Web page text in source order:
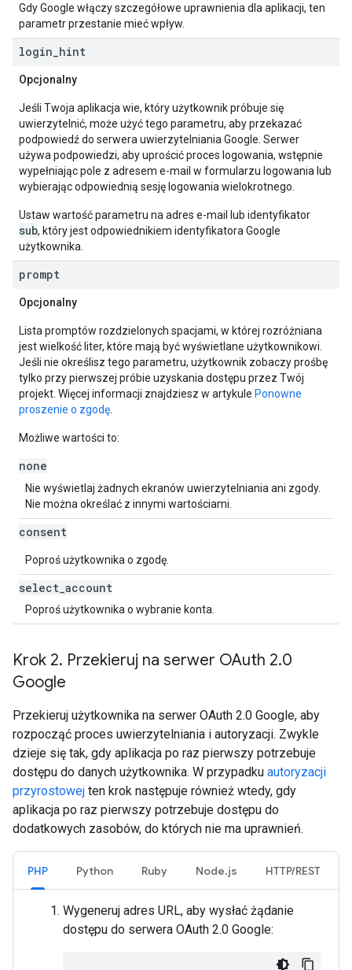
Gdy Google włączy szczegółowe uprawnienia dla aplikacji, ten
parametr przestanie mieć wpływ.
login hint
Opcjonalny
Jeśli Twoja aplikacja wie, który użytkownik próbuje się
uwierzytelnić, może użyć tego parametru, aby przekazać
podpowiedź do serwera uwierzytelniania Google. Serwer
używa podpowiedzi, aby uprościć proces logowania, wstępnie
wypełniając pole z adresem e-mail w formularzu logowania lub
wybierając odpowiednią sesję logowania wielokrotnego.
Ustaw wartość parametru na adres e-mail lub identyfikator
sub, który jest odpowiednikiem identyfikatora Google
użytkownika.
prompt
Opcjonalny
Lista promptów rozdzielonych spacjami, w której rozróżniana
jest wielkość liter, które mają być wyświetlane użytkownikowi.
Jeśli nie określisz tego parametru, użytkownik zobaczy prośbę
tylko przy pierwszej próbie uzyskania dostępu przez Twój
projekt. Więcej informacji znajdziesz w artykule Ponowne
proszenie o zgodę
Możliwe wartości to:
none
Nie wyświetlaj żadnych ekranów uwierzytelniania ani zgody.
Nie można określać z innymi wartościami.
consent
Poproś użytkownika o zgodę.
select account
Poproś użytkownika o wybranie konta.
Krok 2. Przekieruj na serwer OAuth 2.0
Google
Przekieruj użytkownika na serwer OAuth 2.0 Google, aby
rozpocząć proces uwierzytelniania i autoryzacji. Zwykle
dzieje się tak, gdy aplikacja po raz pierwszy potrzebuje
dostępu do danych użytkownika. W przypadku autoryzacji
przyrostowej ten krok następuje również wtedy, gdy
aplikacja po raz pierwszy potrzebuje dostępu do
dodatkowych zasobów, do których nie ma uprawnień.
PHP Python Ruby Node.js HTTP/REST
Wygeneruj adres URL, aby wysłać żądanie
dostępu do serwera OAuth 2.0 Google: